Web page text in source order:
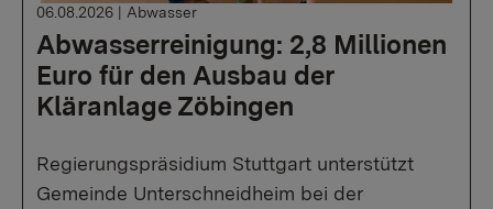
Abwasserreinigung: 2,8 Millionen
Euro für den Ausbau der
Kläranlage Zöbingen
06.08.2026 | Abwasser
Regierungspräsidium Stuttgart unterstützt
Gemeinde Unterschneidheim bei der